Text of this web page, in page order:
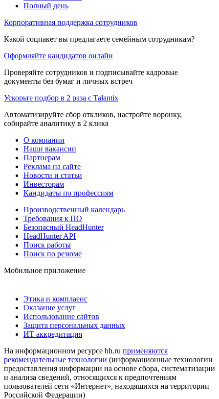
Полный день
Корпоративная поддержка сотрудников
Какой соцпакет вы предлагаете семейным сотрудникам?
Оформляйте кандидатов онлайн
Проверяйте сотрудников и подписывайте кадровые
документы без бумаг и личных встреч
Ускорьте подбор в 2 раза с Talantix
Автоматизируйте сбор откликов, настройте воронку,
собирайте аналитику в 2 клика
О компании
Наши вакансии
Партнерам
Реклама на сайте
Новости и статьи
Инвесторам
Кандидаты по профессиям
Производственный календарь
Требования к ПО
Безопасный HeadHunter
HeadHunter API
Поиск работы
Поиск по резюме
Мобильное приложение
Этика и комплаенс
Оказание услуг
Использование сайтов
Защита персональных данных
ИТ аккредитация
На информационном ресурсе hh.ru применяются
рекомендательные технологии (информационные технологии
предоставления информации на основе сбора, систематизации
и анализа сведений, относящихся к предпочтениям
пользователей сети «Интернет», находящихся на территории
Российской Федерации)